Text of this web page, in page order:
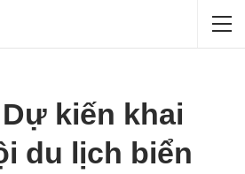
kiến khai
du lịch biển